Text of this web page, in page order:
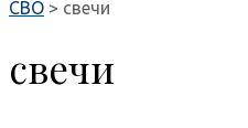
СВО > свечи
свечи